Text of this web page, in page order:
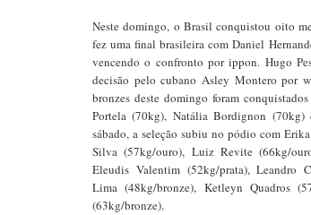
Neste domingo, o Brasil conquistou oito
fez uma final brasileira com Daniel
vencendo o confronto por ippon. Hugo
decisão pelo cubano Asley Montero por
bronzes deste domingo foram
Portela (70kg), Natália Bordignon
sábado, a seleção subiu no pódio com
Silva (57kg/ouro), Luiz Revite (66kg/
Eleudis Valentim (52kg/prata), Leandro
Lima (48kg/bronze), Ketleyn Quadros
(63kg/bronze).